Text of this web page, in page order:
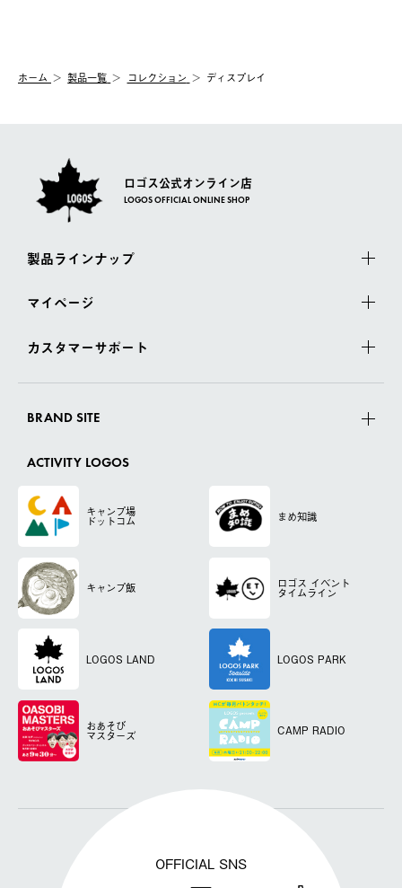
【配送業者】
佐川急便にて配送されます。
む）は受け付けておりません。
一度お手元の商品を返品いただき、ご希望商品を再注文してくだ
ホーム 製品一覧 コレクション ディスプレイ
ロゴス公式オンライン店
LOGOS OFFICIAL ONLINE SHOP
製品ラインナップ
マイページ
カスタマーサポート
BRAND SITE
ACTIVITY LOGOS
キャンプ場
ドットコム まめ知識
キャンプ飯 ロゴス イベント
タイムライン
LOGOS LAND LOGOS PARK
おあそび
マスターズ CAMP RADIO
OFFICIAL SNS